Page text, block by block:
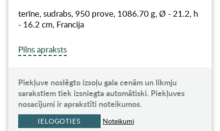
terīne, sudrabs, 950 prove, 1086.70 g, Ø - 21.2, h
- 16.2 cm, Francija
Pilns apraksts
Piekļuve noslēgto izsoļu gala cenām un likmju
sarakstiem tiek izsniegta automātiski. Piekļuves
nosacījumi ir aprakstīti noteikumos.
IELOGOTIES Noteikumi